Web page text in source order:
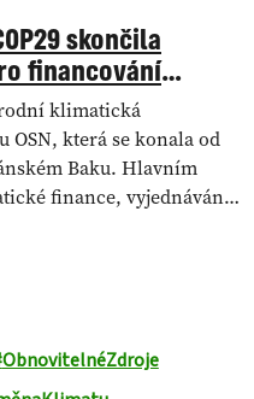
skončila
financování
bude dál?
klimatická
OSN, která se konala od
Baku. Hlavním
finance, vyjednávání
ObnovitelnéZdroje